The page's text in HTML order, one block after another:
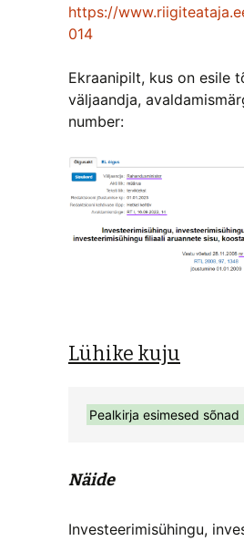
https://
014
Ekraanipilt, kus on esile
väljaandja,
number:
Lühike kuju
Pealkirja esimesed
Näide
Investeerimisühingu,